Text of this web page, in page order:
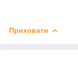
Приховати